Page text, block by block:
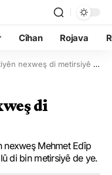
Cîhan Rojava
nexweş di metirsiyê de ye’
di
nexweş Mehmet Edîp
di bin metirsiyê de ye.